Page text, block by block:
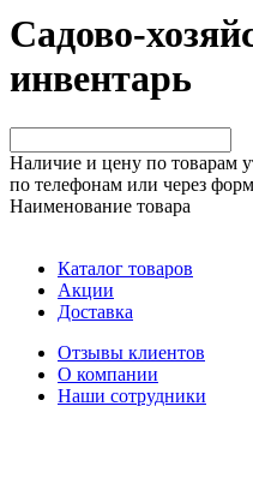
Садово-
инвентарь
Наличие и цену по товарам
по телефонам или через
Наименование товара
Каталог товаров
Акции
Доставка
Отзывы клиентов
О компании
Наши сотрудники